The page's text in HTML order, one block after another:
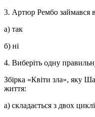
3. Артюр Рембо займався
а) так
б) ні
4. Виберіть одну
Збірка «Квіти зла», яку
життя:
а) складається з двох